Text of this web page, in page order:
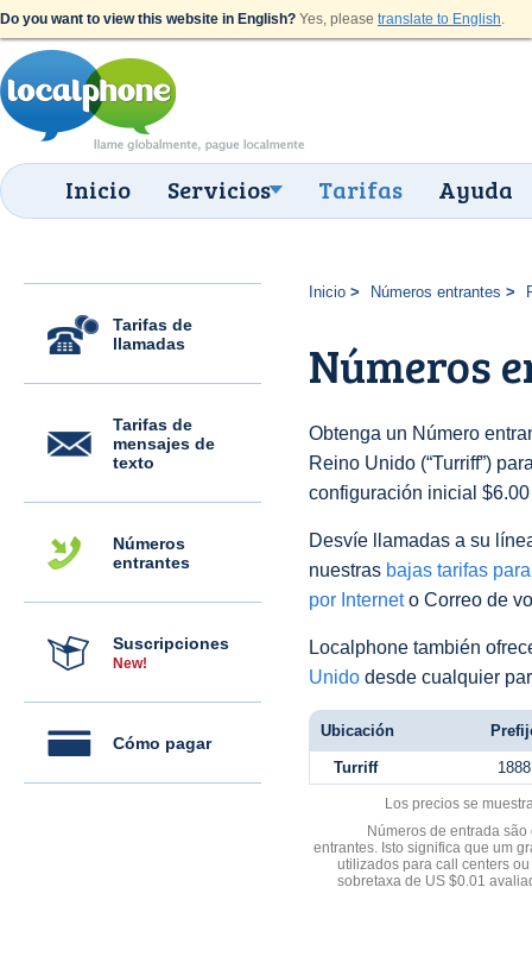
Do you want to view this website in English? Yes, please translate to English.
Inicio Servicios Tarifas Ayuda
Tarifas de
llamadas
Tarifas de
mensajes de
texto
Números
entrantes
Suscripciones
New!
Cómo pagar
Inicio Números entrantes
Números
Obtenga un Número
Reino Unido (“Turriff”)
configuración inicial
Desvíe llamadas a su
nuestras bajas tarifas
por Interneto Correo de
Localphone también
Unido desde cualquier
Ubicación
Turriff 1888
Los precios se
Números de entrada
entrantes. Isto significa que um
utilizados para call centers
sobretaxa de US $0.01